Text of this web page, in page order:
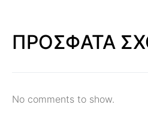
ΠΡΟΣΦΑΤΑ
No comments to show.